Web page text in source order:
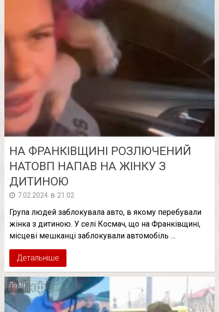
НА ФРАНКІВЩИНІ РОЗЛЮЧЕНИЙ
НАТОВП НАПАВ НА ЖІНКУ З
ДИТИНОЮ
7.02.2024 в 21:02
Група людей заблокувала авто, в якому перебували
жінка з дитиною. У селі Космач, що на Франківщині,
місцеві мешканці заблокували автомобіль …
Детальніше
Події